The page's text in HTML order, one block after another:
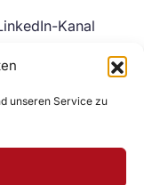
unseren Service zu
Kanal
Kanal